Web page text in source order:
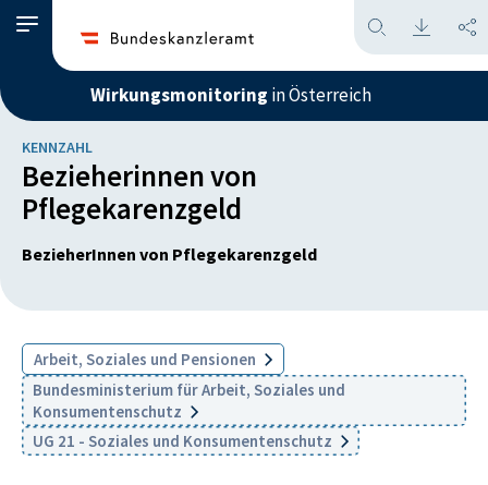
Wirkungsmonitoring in Österreich
KENNZAHL
Bezieherinnen von
Pflegekarenzgeld
BezieherInnen von Pflegekarenzgeld
Arbeit, Soziales und Pensionen
Bundesministerium für Arbeit, Soziales und
Konsumentenschutz
UG 21 - Soziales und Konsumentenschutz